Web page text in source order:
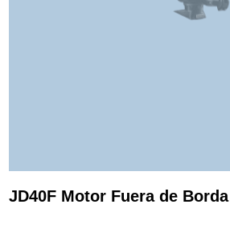
JD40F Motor Fuera de Borda